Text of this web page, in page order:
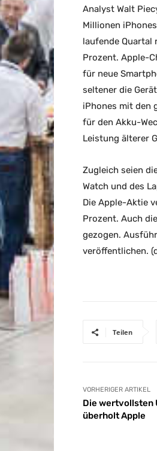
Analyst Walt
Millionen
laufende Quartal
Prozent. Apple-
für neue
seltener die
iPhones mit den
für den Akku-
Leistung älterer
Zugleich seien
Watch und des
Die Apple-Aktie
Prozent. Auch
gezogen.
veröffentlichen.
Teilen
VORHERIGER ARTIKEL
Die wertvollsten
überholt Apple